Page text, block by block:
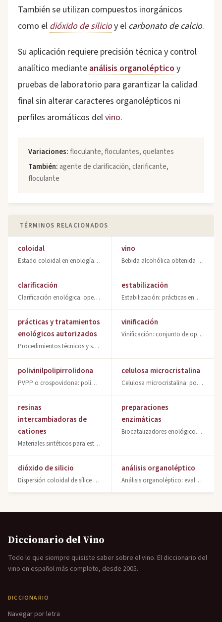
También se utilizan compuestos inorgánicos
como el dióxido de silicioy el carbonato de calcio.
Su aplicación requiere precisión técnica y control
analítico mediante análisis organoléptico y
pruebas de laboratorio para garantizar la calidad
final sin alterar caracteres organolépticos ni
perfiles aromáticos delvino.
Variaciones:floculante, floculantes, quelantes
También:agente de clarificación, clarificante,
floculante
TÉRMINOS RELACIONADOS
coloidal
Estado coloidal en enología: partículas en suspensión, floculación y clarificant
vino
Bebida alcohólica obtenida por fermentación de uva. Descubre qué es el vino, sus
clarificación
Clarificación enológica: operación para obtener vinos limpios mediante encolado,
estabilización
Estabilización: prácticas enológicas para conservar cualidades del vino y evitar
prácticas y tratamientos
enológicos autorizados
Procedimientos técnicos y sustancias químicas autorizadas en elaboración vinícol
vinificación
Vinificación: conjunto de operaciones para transformar mosto en vino. Fermentaci
polivinilpolipirrolidona
PVPP o crospovidona: polímero adsorbente de polifenoles para estabilizar vinos b
celulosa microcristalina
Celulosa microcristalina: polvo clarificante enológico que mejora la fermentació
resinas
intercambiadoras de
cationes
Materiales sintéticos para estabilización tártrica del vino mediante intercambio
preparaciones
enzimáticas
Biocatalizadores enológicos de origen microbiano o vegetal. Pectinasas, celulasa
dióxido de silicio
Dispersión coloidal de sílice para clarificación de vinos. Agente clarificante s
análisis organoléptico
Análisis organoléptico: evaluación cualitativa del vino mediante los sentidos. A
Diccionario del Vino
Todo lo que siempre quisiste saber sobre el vino. El diccionario del
vino en español más completo, desde 2005.
DICCIONARIO
Navegar por letra